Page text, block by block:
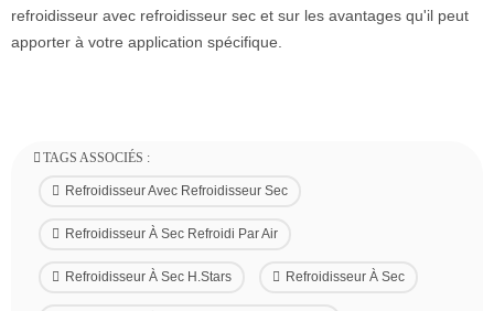
refroidisseur avec refroidisseur sec et sur les avantages qu'il peut
apporter à votre application spécifique.
TAGS ASSOCIÉS :
Refroidisseur Avec Refroidisseur Sec
Refroidisseur À Sec Refroidi Par Air
Refroidisseur À Sec H.Stars Refroidisseur À Sec